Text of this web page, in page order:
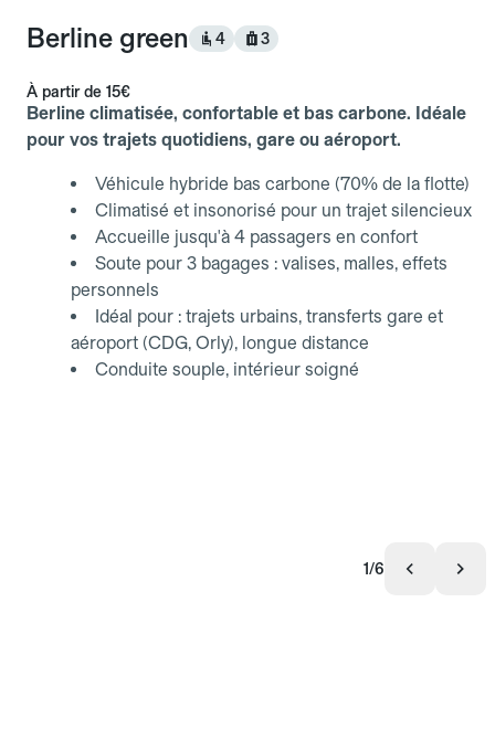
Berline green 4 3
À partir de 15€
Berline climatisée, confortable et bas carbone. Idéale
pour vos trajets quotidiens, gare ou aéroport.
Véhicule hybride bas carbone (70% de la flotte)
Climatisé et insonorisé pour un trajet silencieux
Accueille jusqu'à 4 passagers en confort
Soute pour 3 bagages : valises, malles, effets
personnels
Idéal pour : trajets urbains, transferts gare et
aéroport (CDG, Orly), longue distance
Conduite souple, intérieur soigné
1/6